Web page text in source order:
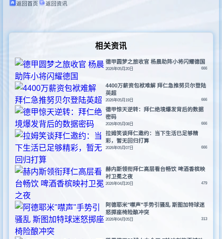
返回首页 返回资讯
相关资讯
德甲圆梦之旅收官 杨晨助阵小将闪耀德国
2026年05月20日 666
4400万薪资包袱难解 拜仁急推努贝尔登陆
英超
2026年05月19日 666
德甲惊天逆转：拜仁绝境爆发背后的数据
密码
2026年05月08日 666
拉姆笑谈拜仁邀约：当下生活已足够精
彩，暂无回归打算
2026年05月07日 666
赫内斯领衔拜仁高层看台畅饮 啤酒香槟映
衬卫冕之夜
2026年04月20日 479
阿德耶米"噤声"手势引骚乱 斯图加特球迷
怒掷座椅险酿冲突
2026年04月05日 313